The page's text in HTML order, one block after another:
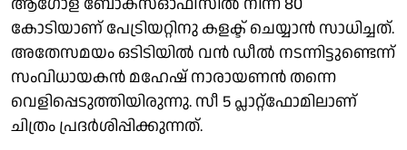
കോടിയാണ് പേട്രിയറ്റിനു കളക്ട് ചെയ്യാൻ സാധിച്ചത്.
അതേസമയം ഒടിടിയിൽ വൻ ഡീൽ നടന്നിട്ടുണ്ടെന്ന്
സംവിധായകൻ മഹേഷ് നാരായണൻ തന്നെ
വെളിപ്പെടുത്തിയിരുന്നു. സീ 5 പ്ലാറ്റ്‌ഫോമിലാണ്
ചിത്രം പ്രദർശിപ്പിക്കുന്നത്.